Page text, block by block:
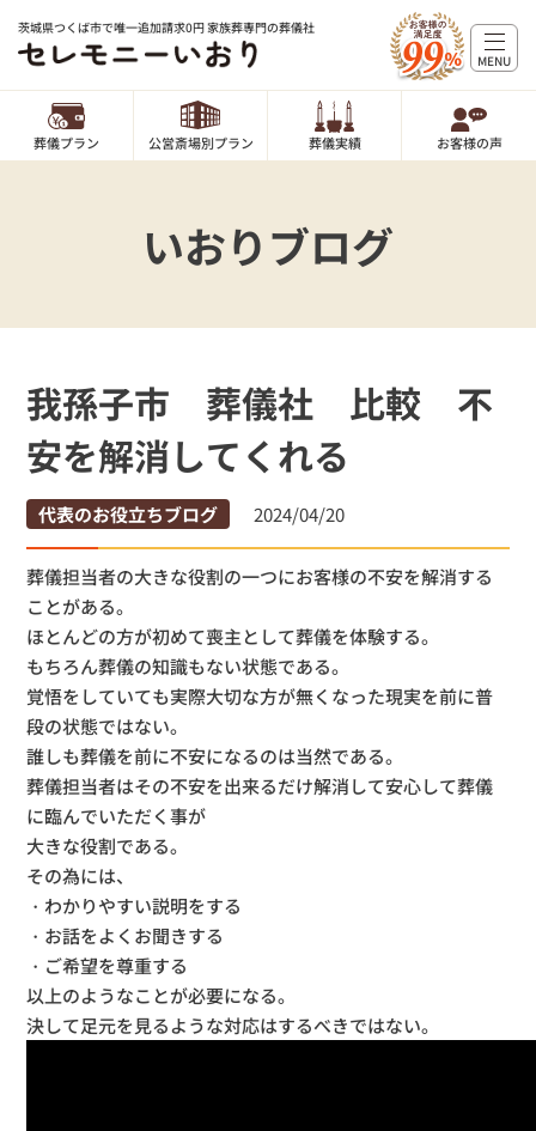
茨城県つくば市で唯一追加請求0円 家族葬専門の葬儀社
葬儀プラン 公営斎場別プラン 葬儀実績 お客様の声
MENU
いおりブログ
我孫子市 葬儀社 比較 不
安を解消してくれる
代表のお役立ちブログ 2024/04/20
葬儀担当者の大きな役割の一つにお客様の不安を解消する
ことがある。
ほとんどの方が初めて喪主として葬儀を体験する。
もちろん葬儀の知識もない状態である。
覚悟をしていても実際大切な方が無くなった現実を前に普
段の状態ではない。
誰しも葬儀を前に不安になるのは当然である。
葬儀担当者はその不安を出来るだけ解消して安心して葬儀
に臨んでいただく事が
大きな役割である。
その為には、
・わかりやすい説明をする
・お話をよくお聞きする
・ご希望を尊重する
以上のようなことが必要になる。
決して足元を見るような対応はするべきではない。